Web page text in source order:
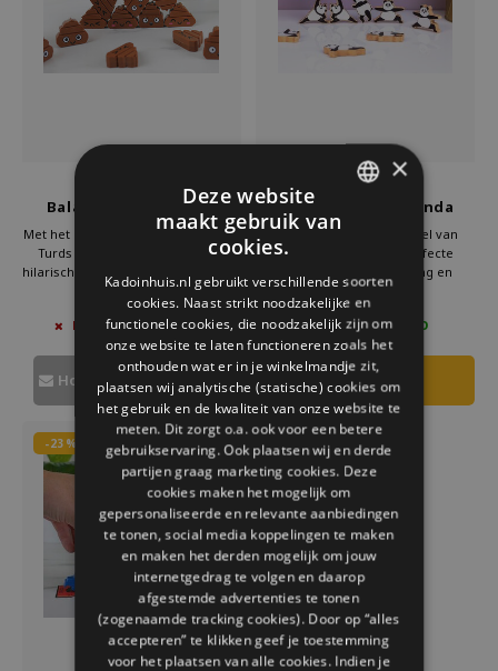
Welke Zwitscherbox past bij jou?
Zwitscherbox als cadeau
Kraamcadeau
Verlichting
Leesbrillen
Sieraden
Stationery
Storytiles
Balansspel Tumbling
Met het Gift Republic spel Tumbling
Turds beleef je veel plezier. Dit
hilarische stapelspel is perfect voor
gezellige avonden met vrienden.
Probeer de vrolijke turds te
stapelen zonder dat ze omvallen.
De leuke vormgeving maakt het
een uniek balansspel
€14,95
NIET OP VOORRAAD
Houd mij op de hoogte
Peleg Design
Balansspel Zen Panda
Het Zen Panda balansspel van
Peleg Design is een perfecte
combinatie van uitdaging en
ontspanning. Dit stapelspel draait
om balans en precisie. Het doel is
om de panda en andere
onderdelen zo stabiel mogelijk te
stapelen.
€23,95
3 OP VOORRAAD
-23%
DUTCH
ENGLISH
×
Deze website
maakt gebruik van
cookies.
Kadoinhuis.nl gebruikt verschillende soorten
cookies. Naast strikt noodzakelijke en
functionele cookies, die noodzakelijk zijn om
onze website te laten functioneren zoals het
onthouden wat er in je winkelmandje zit,
plaatsen wij analytische (statische) cookies om
het gebruik en de kwaliteit van onze website te
meten. Dit zorgt o.a. ook voor een betere
gebruikservaring. Ook plaatsen wij en derde
partijen graag marketing cookies. Deze
cookies maken het mogelijk om
gepersonaliseerde en relevante aanbiedingen
te tonen, social media koppelingen te maken
en maken het derden mogelijk om jouw
internetgedrag te volgen en daarop
afgestemde advertenties te tonen
(zogenaamde tracking cookies). Door op “alles
accepteren” te klikken geef je toestemming
voor het plaatsen van alle cookies. Indien je